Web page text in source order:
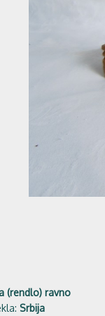
(rendlo) ravno
Srbija